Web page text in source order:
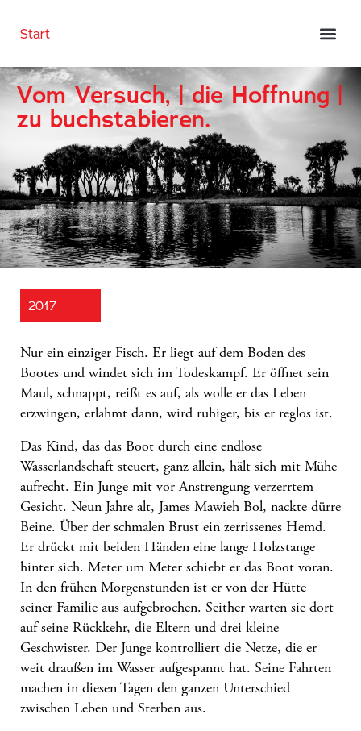
Start
Vom Versuch, | die Hoffnung |
zu buchstabieren.
2017
Nur ein einziger Fisch. Er liegt auf dem Boden des
Bootes und windet sich im Todeskampf. Er öffnet sein
Maul, schnappt, reißt es auf, als wolle er das Leben
erzwingen, erlahmt dann, wird ruhiger, bis er reglos ist.
Das Kind, das das Boot durch eine endlose
Wasserlandschaft steuert, ganz allein, hält sich mit Mühe
aufrecht. Ein Junge mit vor Anstrengung verzerrtem
Gesicht. Neun Jahre alt, James Mawieh Bol, nackte dürre
Beine. Über der schmalen Brust ein zerrissenes Hemd.
Er drückt mit beiden Händen eine lange Holzstange
hinter sich. Meter um Meter schiebt er das Boot voran.
In den frühen Morgenstunden ist er von der Hütte
seiner Familie aus aufgebrochen. Seither warten sie dort
auf seine Rückkehr, die Eltern und drei kleine
Geschwister. Der Junge kontrolliert die Netze, die er
weit draußen im Wasser aufgespannt hat. Seine Fahrten
machen in diesen Tagen den ganzen Unterschied
zwischen Leben und Sterben aus.